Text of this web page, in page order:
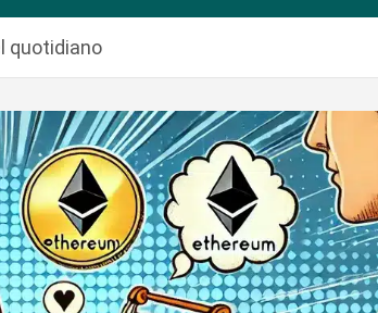
quotidiano